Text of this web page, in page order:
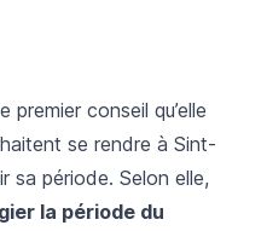
conseil qu’elle
se rendre à Sint-
sa période. Selon elle,
la période du